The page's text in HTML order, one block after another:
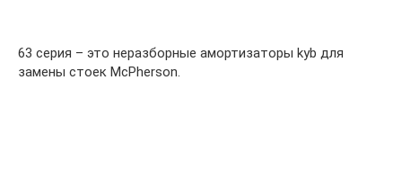
63 серия – это неразборные амортизаторы kyb для
замены стоек McPherson.